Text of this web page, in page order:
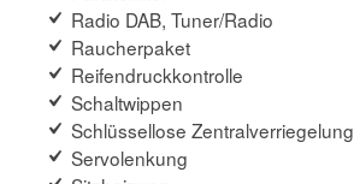
Radio DAB, Tuner/Radio
Raucherpaket
Reifendruckkontrolle
Schaltwippen
Schlüssellose Zentralverriegelung
Servolenkung